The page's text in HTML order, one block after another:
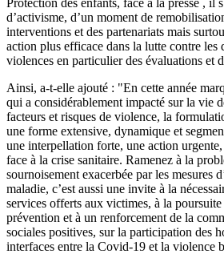
d’activisme, d’un moment de
interventions et des partenariats mais
action plus efficace dans la lutte contre les
violences en particulier des évaluations et
Ainsi, a-t-elle ajouté : "En cette année
qui a considérablement impacté sur la vie
facteurs et risques de violence, la
une forme extensive, dynamique et
une interpellation forte, une action
face à la crise sanitaire. Ramenez à la
sournoisement exacerbée par les mesures
maladie, c’est aussi une invite à la
services offerts aux victimes, à la
prévention et à un renforcement de la
sociales positives, sur la participation des
interfaces entre la Covid-19 et la violence